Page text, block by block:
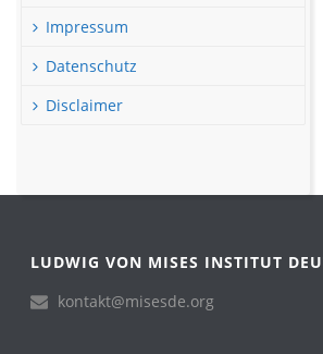
Impressum
Datenschutz
Disclaimer
LUDWIG VON MISES INSTITUT
kontakt@misesde.org